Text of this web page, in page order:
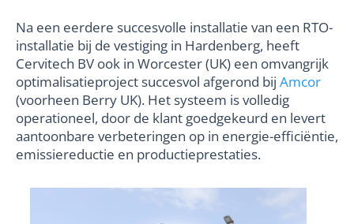
Na een eerdere succesvolle installatie van een RTO-
installatie bij de vestiging in Hardenberg, heeft
Cervitech BV ook in Worcester (UK) een omvangrijk
optimalisatieproject succesvol afgerond bij Amcor
(voorheen Berry UK). Het systeem is volledig
operationeel, door de klant goedgekeurd en levert
aantoonbare verbeteringen op in energie-efficiëntie,
emissiereductie en productieprestaties.